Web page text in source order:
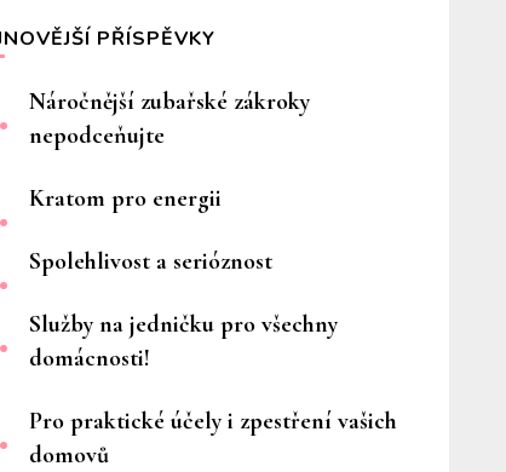
PŘÍSPĚVKY
Náročnější zubařské zákroky
nepodceňujte
Kratom pro energii
Spolehlivost a serióznost
Služby na jedničku pro všechny
domácnosti!
Pro praktické účely i zpestření vašich
domovů